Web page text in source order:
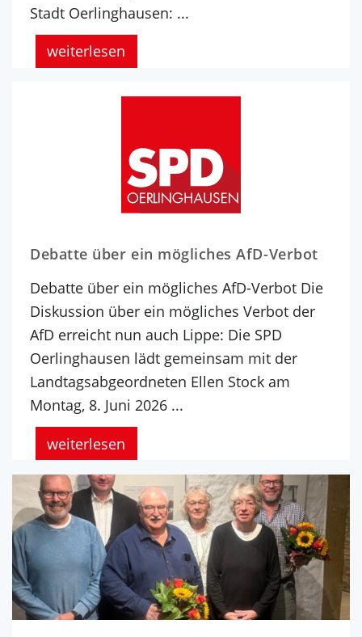
Stadt Oerlinghausen: ...
weiterlesen
Debatte über ein mögliches AfD-Verbot
Debatte über ein mögliches AfD-Verbot Die
Diskussion über ein mögliches Verbot der
AfD erreicht nun auch Lippe: Die SPD
Oerlinghausen lädt gemeinsam mit der
Landtagsabgeordneten Ellen Stock am
Montag, 8. Juni 2026 ...
weiterlesen